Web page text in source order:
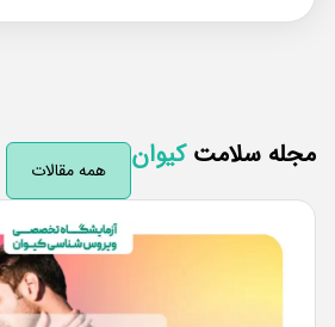
سلامتکیوان همه مقالات